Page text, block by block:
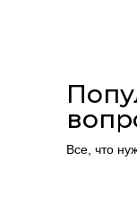
Все, что
Контакты
+7(913) 692-98-88
mail@etno-tour.ru